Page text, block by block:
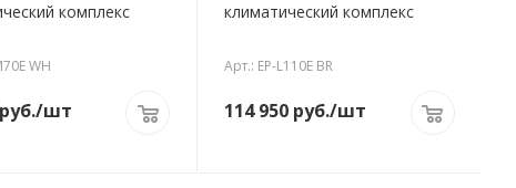
комплекс
WH
/шт
климатический комплекс
Арт.: EP-L110E BR
114 950 руб./шт